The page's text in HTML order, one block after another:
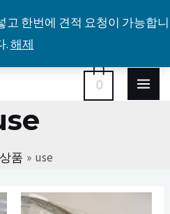
고 한번에 견적 요청이 가능합니
.해제
0
상품 use